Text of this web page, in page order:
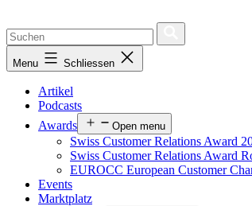
Menu Schliessen
Artikel
Podcasts
Awards
Open menu
Swiss Customer Relations Award
Swiss Customer Relations Award
EUROCC European Customer
Events
Marktplatz